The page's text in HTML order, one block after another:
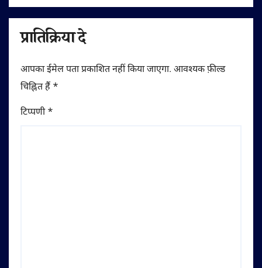
प्रातिक्रिया दे
आपका ईमेल पता प्रकाशित नहीं किया जाएगा. आवश्यक फ़ील्ड
चिह्नित हैं *
टिप्पणी*